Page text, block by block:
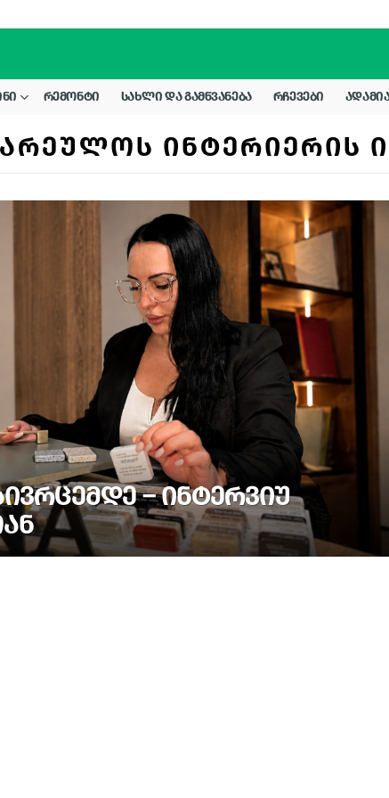
ᲠᲔᲛᲝᲜᲢᲘ ᲡᲐᲮᲚᲘ ᲓᲐ ᲒᲐᲛᲬᲕᲐᲜᲔᲑᲐ ᲠᲩᲔᲕᲔᲑᲘ
ᲘᲜᲢᲔᲠᲘᲔᲠᲘᲡ
– ᲘᲜᲢᲔᲠᲕᲘᲣ